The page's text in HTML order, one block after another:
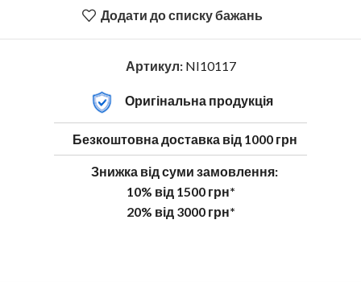
Додати до списку бажань
Артикул: NI10117
Оригінальна продукція
Безкоштовна доставка від 1000 грн
Знижка від суми замовлення:
10% від 1500 грн*
20% від 3000 грн*